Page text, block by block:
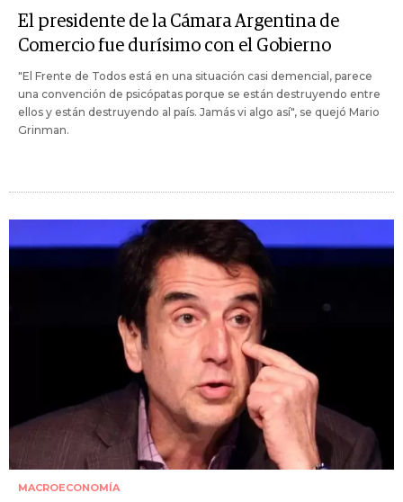
El presidente de la Cámara Argentina de
Comercio fue durísimo con el Gobierno
"El Frente de Todos está en una situación casi demencial, parece
una convención de psicópatas porque se están destruyendo entre
ellos y están destruyendo al país. Jamás vi algo así", se quejó Mario
Grinman.
MACROECONOMÍA